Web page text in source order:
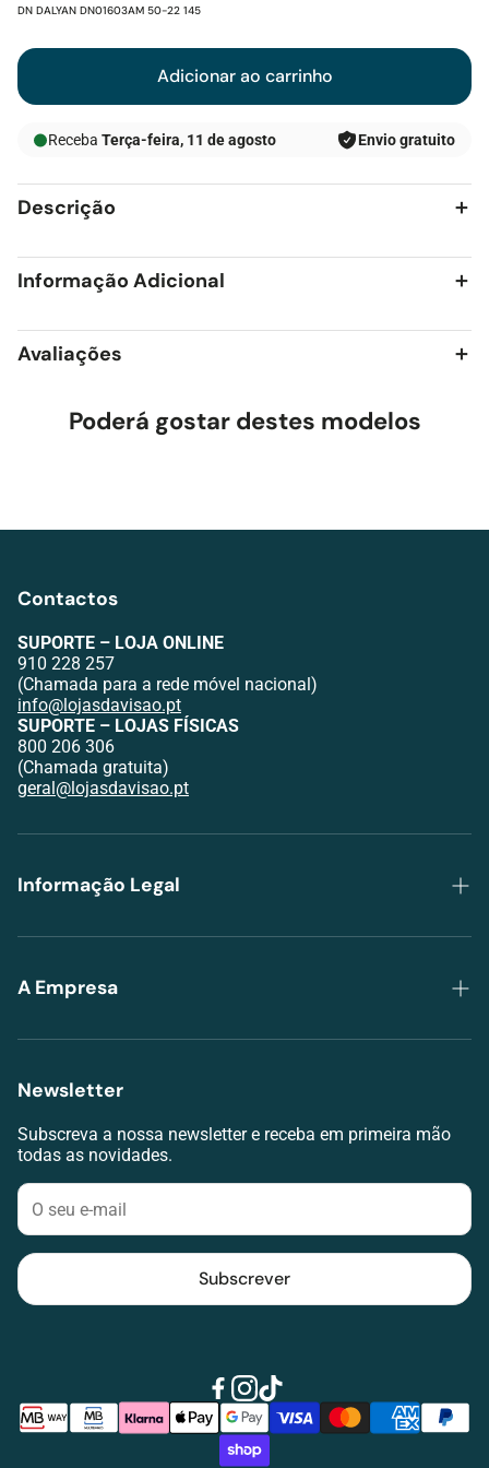
SKU:
DN DALYAN DN01603AM 50-22 145
Adicionar ao carrinho
Receba Terça-feira, 11 de agosto Envio gratuito
Descrição
Informação Adicional
Avaliações
Poderá gostar destes modelos
Contactos
SUPORTE – LOJA ONLINE
910 228 257
(Chamada para a rede móvel nacional)
info@lojasdavisao.pt
SUPORTE – LOJAS FÍSICAS
800 206 306
(Chamada gratuita)
geral@lojasdavisao.pt
Informação Legal
Política de Privacidade
Trocas e Devoluções
RAL
Livro de Reclamações
Klarna
A Empresa
Grupo Lojas da Visão
Lojas
Contacte-nos
Blog
Newsletter
Subscreva a nossa newsletter e receba em primeira mão
todas as novidades.
Subscrever